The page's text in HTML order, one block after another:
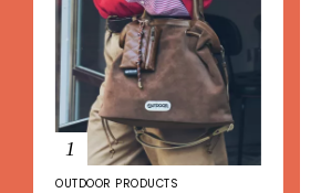
1
OUTDOOR PRODUCTS